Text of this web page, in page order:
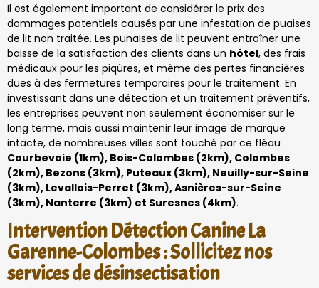
Il est également important de considérer le prix des
dommages potentiels causés par une infestation de puaises
de lit non traitée. Les punaises de lit peuvent entraîner une
baisse de la satisfaction des clients dans un hôtel, des frais
médicaux pour les piqûres, et même des pertes financières
dues à des fermetures temporaires pour le traitement. En
investissant dans une détection et un traitement préventifs,
les entreprises peuvent non seulement économiser sur le
long terme, mais aussi maintenir leur image de marque
intacte, de nombreuses villes sont touché par ce fléau
Courbevoie (1km), Bois-Colombes (2km), Colombes
(2km), Bezons (3km), Puteaux (3km), Neuilly-sur-Seine
(3km), Levallois-Perret (3km), Asnières-sur-Seine
(3km), Nanterre (3km) et Suresnes (4km).
Intervention Détection Canine La
Garenne-Colombes : Sollicitez nos
services de désinsectisation